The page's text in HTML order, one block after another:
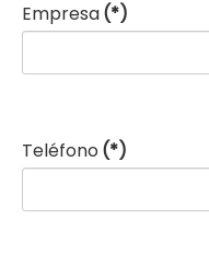
Empresa(*)
Teléfono (*)